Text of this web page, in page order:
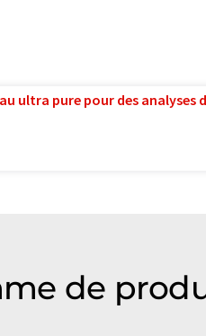
ultra pure pour des
de